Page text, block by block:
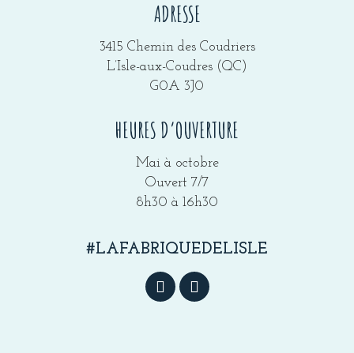
ADRESSE
3415 Chemin des Coudriers
L’Isle-aux-Coudres (QC)
G0A 3J0
HEURES D’OUVERTURE
Mai à octobre
Ouvert 7/7
8h30 à 16h30
#LAFABRIQUEDELISLE